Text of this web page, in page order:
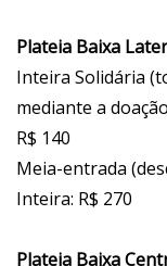
Plateia Baixa
Inteira Solidária
mediante a
R$ 140
Meia-entrada
Inteira: R$ 270
Plateia Baixa